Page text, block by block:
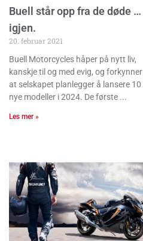
Buell står opp fra de døde …
igjen.
20. februar 2021
Buell Motorcycles håper på nytt liv,
kanskje til og med evig, og forkynner
at selskapet planlegger å lansere 10
nye modeller i 2024. De første
Les mer »